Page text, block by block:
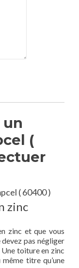
un
(
( 60400 )
zinc
zinc et que vous
pas négliger
toiture en zinc
titre qu’une